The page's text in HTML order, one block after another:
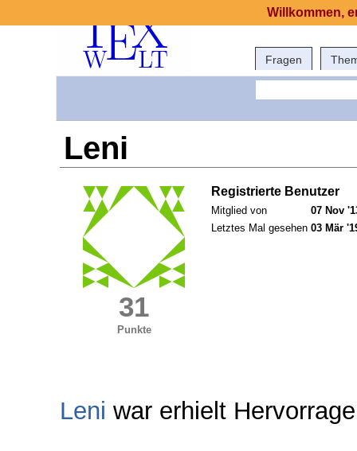
Fragen
Leni
31
Punkte
Registrierte Benutzer
Mitglied von
07 Nov
Letztes Mal gesehen 03 Mär
Leni war erhielt
Willkommen,